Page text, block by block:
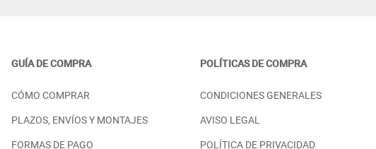
MADERA MACIZA
PRECIO DESDE:698,00 €
PUERTAS Y CAJONES SALÓN
PRECIO DESDE:
GUÍA DE COMPRA
CÓMO COMPRAR
PLAZOS, ENVÍOS Y MONTAJES
FORMAS DE PAGO
POLÍTICAS DE COMPRA
CONDICIONES GENERALES
AVISO LEGAL
POLÍTICA DE PRIVACIDAD